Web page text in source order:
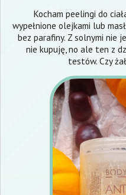
Kocham peelingi do
wypełnione olejkami lub
bez parafiny. Z solnymi nie
nie kupuję, no ale ten z
testów. Czy